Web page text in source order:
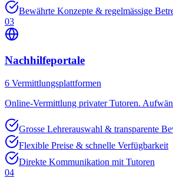
Bewährte Konzepte & regelmässige
03
Nachhilfeportale
6 Vermittlungsplattformen
Online-Vermittlung privater Tutoren.
Grosse Lehrerauswahl & transparente
Flexible Preise & schnelle Verfügbarkeit
Direkte Kommunikation mit Tutoren
04